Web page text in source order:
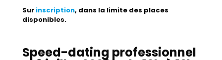
Sur inscription, dans la limite des places
disponibles.
Speed-dating professionnel